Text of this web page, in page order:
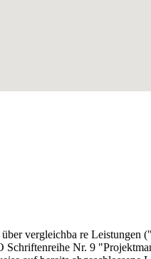
vergleichba re Leistungen
Nr. 9